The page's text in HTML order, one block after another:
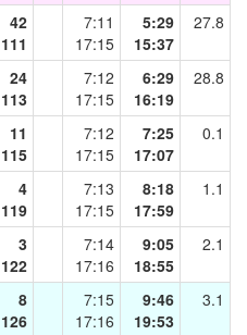
42
111
7:11
17:15
5:29
15:37
27.8
24
113
7:12
17:15
6:29
16:19
28.8
11
115
7:12
17:15
7:25
17:07
0.1
4
119
7:13
17:15
8:18
17:59
1.1
3
122
7:14
17:16
9:05
18:55
2.1
8
126
7:15
17:16
9:46
19:53
3.1